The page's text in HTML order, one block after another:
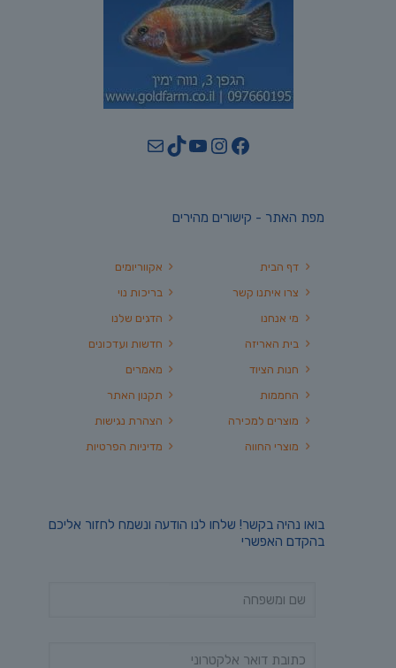
Facebook
Instagram
YouTube
TikTok
Mail
מפת האתר - קישורים מהירים
אקווריומים
בריכות נוי
הדגים שלנו
חדשות ועדכונים
מאמרים
תקנון האתר
הצהרת נגישות
מדיניות הפרטיות
דף הבית
צרו איתנו קשר
מי אנחנו
בית האריזה
חנות הציוד
החממות
מוצרים למכירה
מוצרי החווה
בואו נהיה בקשר! שלחו לנו הודעה ונשמח לחזור אליכם
בהקדם האפשרי